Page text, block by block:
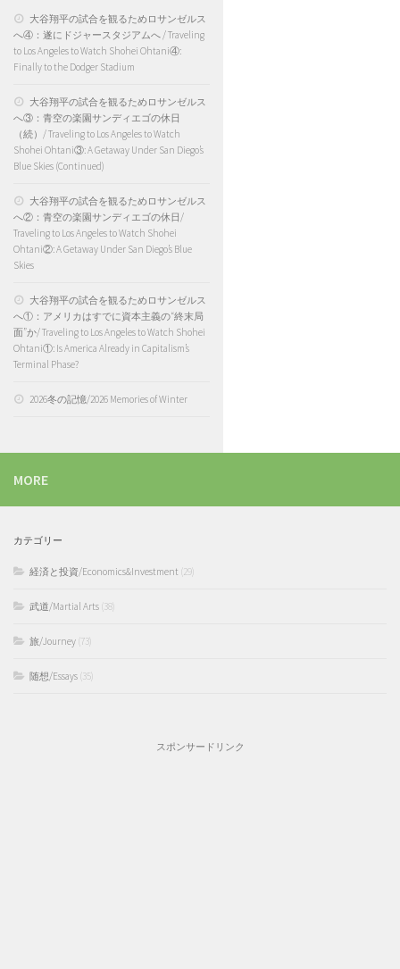
大谷翔平の試合を観るためロサンゼルス
へ④：遂にドジャースタジアムへ / Traveling
to Los Angeles to Watch Shohei Ohtani④:
Finally to the Dodger Stadium
大谷翔平の試合を観るためロサンゼルス
へ③：青空の楽園サンディエゴの休日
（続）/ Traveling to Los Angeles to Watch
Shohei Ohtani③: A Getaway Under San Diego’s
Blue Skies (Continued)
大谷翔平の試合を観るためロサンゼルス
へ②：青空の楽園サンディエゴの休日/
Traveling to Los Angeles to Watch Shohei
Ohtani②: A Getaway Under San Diego’s Blue
Skies
大谷翔平の試合を観るためロサンゼルス
へ①：アメリカはすでに資本主義の“終末局
面”か/ Traveling to Los Angeles to Watch Shohei
Ohtani①: Is America Already in Capitalism’s
Terminal Phase?
2026冬の記憶/2026 Memories of Winter
MORE
カテゴリー
経済と投資/Economics&Investment (29)
武道/Martial Arts (38)
旅/Journey (73)
随想/Essays (35)
スポンサードリンク